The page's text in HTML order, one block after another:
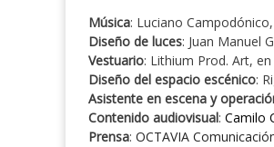
Música: Luciano
Diseño de luces: Juan Manuel
Vestuario: Lithium Prod. Art,
Diseño del espacio escénico:
Asistente en escena y
Contenido audiovisual: Camilo
Prensa: OCTAVIA